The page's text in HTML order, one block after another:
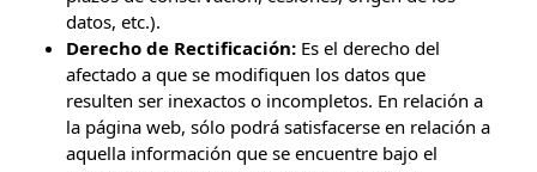
datos, etc.).
Derecho de Rectificación: Es el derecho del
afectado a que se modifiquen los datos que
resulten ser inexactos o incompletos. En relación a
la página web, sólo podrá satisfacerse en relación a
aquella información que se encuentre bajo el